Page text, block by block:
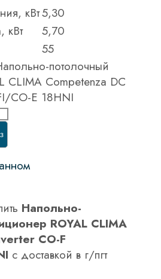
кВт5,30
кВт
5,70
55
потолочный
CLIMA Competenza DC
CO-E 18HNI
Напольно-
ROYAL CLIMA
CO-F
с доставкой в г/пгт